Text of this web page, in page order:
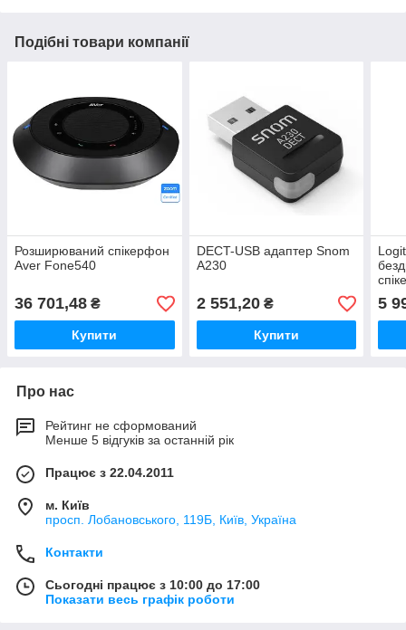
Подібні товари компанії
Розширюваний спікерфон
Aver Fone540
36 701,48 ₴
Купити
DECT-USB адаптер Snom
A230
2 551,20₴
Купити
5
Про нас
Рейтинг не сформований
Менше 5 відгуків за останній рік
Працює з 22.04.2011
м. Київ
просп. Лобановського, 119Б, Київ, Україна
Контакти
Сьогодні працює з 10:00 до 17:00
Показати весь графік роботи